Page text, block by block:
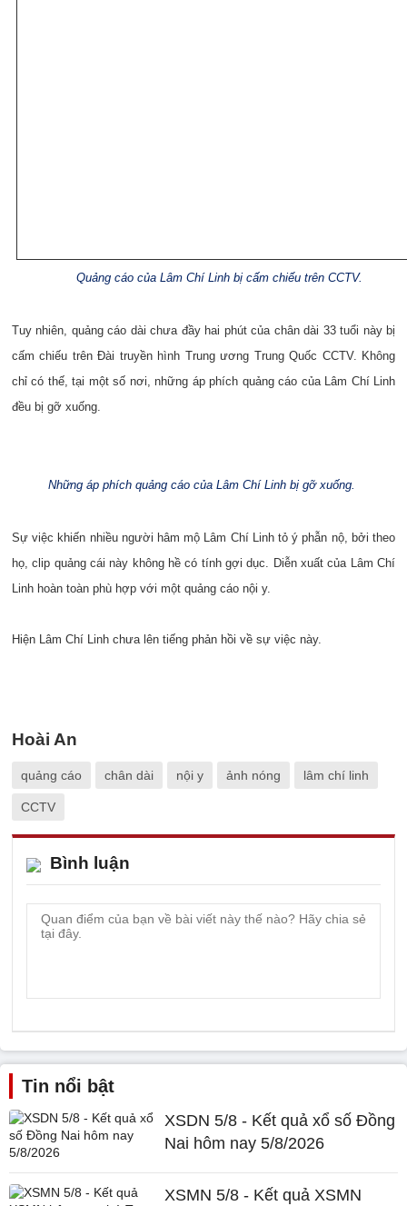
Quảng cáo của Lâm Chí Linh bị cấm chiếu trên CCTV.
Tuy nhiên, quảng cáo dài chưa đầy hai phút của chân dài 33 tuổi này bị
cấm chiếu trên Đài truyền hình Trung ương Trung Quốc CCTV. Không
chỉ có thế, tại một số nơi, những áp phích quảng cáo của Lâm Chí Linh
đều bị gỡ xuống.
Những áp phích quảng cáo của Lâm Chí Linh bị gỡ xuống.
Sự việc khiến nhiều người hâm mộ Lâm Chí Linh tỏ ý phẫn nộ, bởi theo
họ, clip quảng cái này không hề có tính gợi dục. Diễn xuất của Lâm Chí
Linh hoàn toàn phù hợp với một quảng cáo nội y.
Hiện Lâm Chí Linh chưa lên tiếng phản hồi về sự việc này.
Hoài An
quảng cáo chân dài nội y ảnh nóng lâm chí linh
CCTV
Bình luận
Tin nổi bật
XSDN 5/8 - Kết quả xổ số Đồng
Nai hôm nay 5/8/2026
XSMN 5/8 - Kết quả XSMN